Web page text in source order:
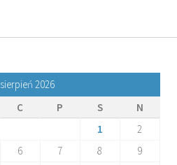
sierpień 2026
C P S
N
1
2
6 7 8
9